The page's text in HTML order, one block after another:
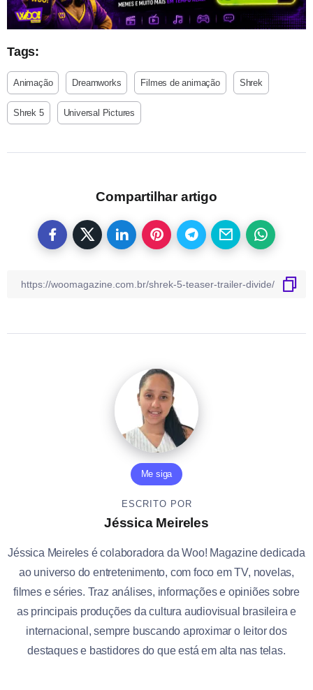
Tags:
Animação Dreamworks Filmes de animação Shrek
Shrek 5 Universal Pictures
Compartilhar artigo
Me siga
ESCRITO POR
Jéssica Meireles
Jéssica Meireles é colaboradora da Woo! Magazine dedicada
ao universo do entretenimento, com foco em TV, novelas,
filmes e séries. Traz análises, informações e opiniões sobre
as principais produções da cultura audiovisual brasileira e
internacional, sempre buscando aproximar o leitor dos
destaques e bastidores do que está em alta nas telas.